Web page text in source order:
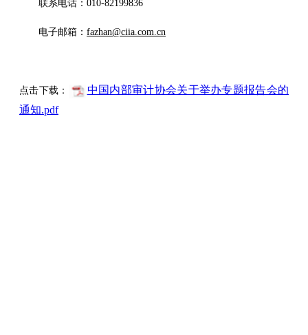
联系电话：010-82199836
电子邮箱： fazhan@ciia.com.cn
点击下载：
中国内部审计协会关于举办专题报告会的
通知.pdf